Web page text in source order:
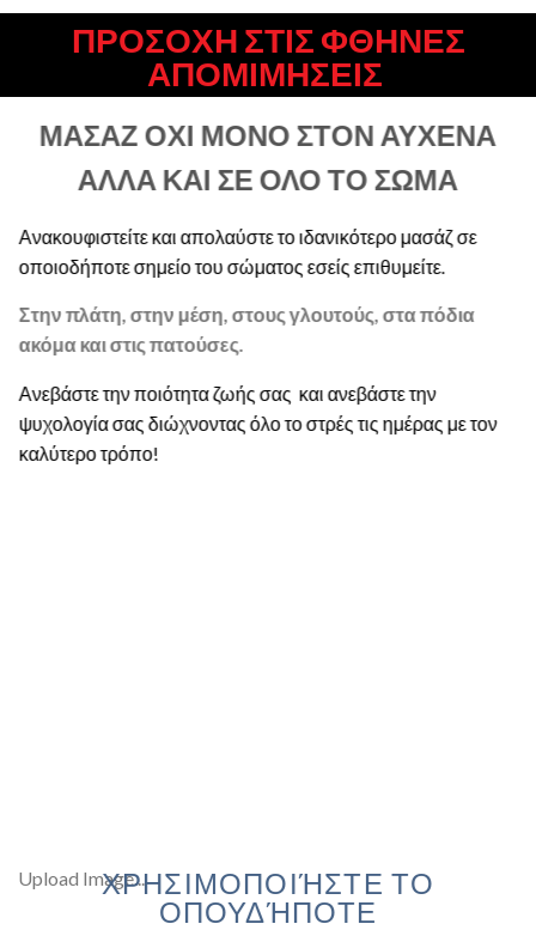
ΠΡΟΣΟΧΗ ΣΤΙΣ ΦΘΗΝΕΣ
ΑΠΟΜΙΜΗΣΕΙΣ
ΜΑΣΑΖ ΟΧΙ ΜΟΝΟ ΣΤΟΝ ΑΥΧΕΝΑ
ΑΛΛΑ ΚΑΙ ΣΕ ΟΛΟ ΤΟ ΣΩΜΑ
Ανακουφιστείτε και απολαύστε το ιδανικότερο μασάζ σε
οποιοδήποτε σημείο του σώματος εσείς επιθυμείτε.
Στην πλάτη, στην μέση, στους γλουτούς, στα πόδια
ακόμα και στις πατούσες.
Ανεβάστε την ποιότητα ζωής σας και ανεβάστε την
ψυχολογία σας διώχνοντας όλο το στρές τις ημέρας με τον
καλύτερο τρόπο!
Upload Image...ΧΡΗΣΙΜΟΠΟΙΉΣΤΕ ΤΟ
ΟΠΟΥΔΉΠΟΤΕ